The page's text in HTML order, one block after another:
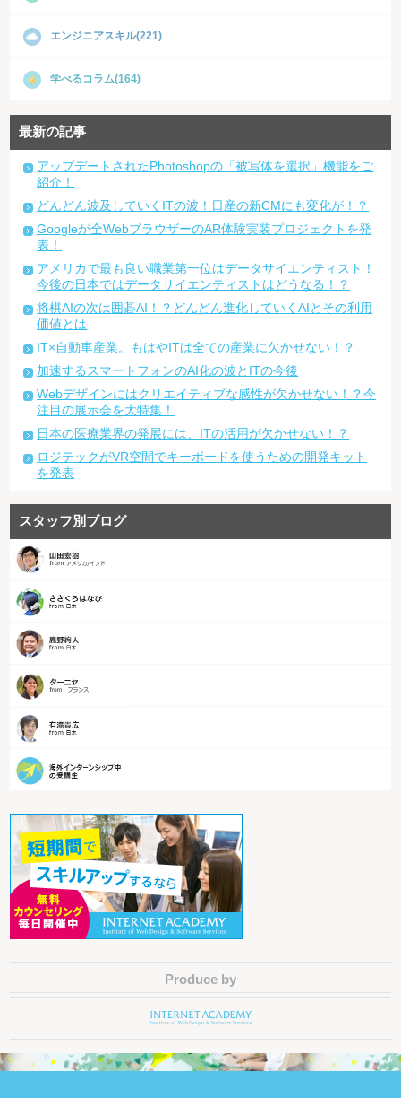
エンジニアスキル(221)
学べるコラム(164)
最新の記事
アップデートされたPhotoshopの「被写体を選択」機能をご
紹介！
どんどん波及していくITの波！日産の新CMにも変化が！？
Googleが全WebブラウザーのAR体験実装プロジェクトを発
表！
アメリカで最も良い職業第一位はデータサイエンティスト！
今後の日本ではデータサイエンティストはどうなる！？
将棋AIの次は囲碁AI！？どんどん進化していくAIとその利用
価値とは
IT×自動車産業。もはやITは全ての産業に欠かせない！？
加速するスマートフォンのAI化の波とITの今後
Webデザインにはクリエイティブな感性が欠かせない！？今
注目の展示会を大特集！
日本の医療業界の発展には、ITの活用が欠かせない！？
ロジテックがVR空間でキーボードを使うための開発キット
を発表
スタッフ別ブログ
Produce by